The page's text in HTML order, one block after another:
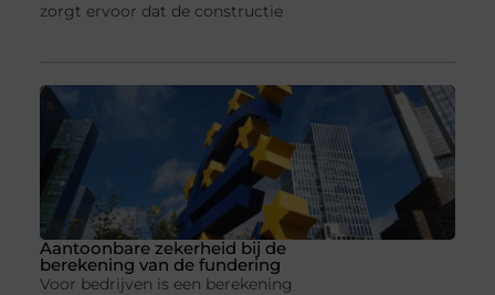
zorgt ervoor dat de constructie
Aantoonbare zekerheid bij de
berekening van de fundering
Voor bedrijven is een berekening